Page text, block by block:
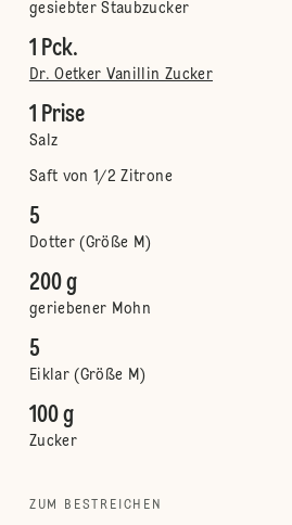
gesiebter Staubzucker
1 Pck.
Dr. Oetker Vanillin Zucker
1 Prise
Salz
Saft von 1/2 Zitrone
5
Dotter (Größe M)
200 g
geriebener Mohn
5
Eiklar (Größe M)
100 g
Zucker
ZUM BESTREICHEN